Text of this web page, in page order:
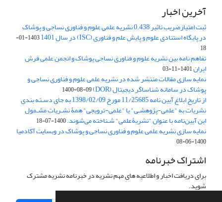
آخرین اخبار
ثبت امتیازضریب تاثیر 0.438 نشریه علمی علوم و فناوری نساجی و پوشاک
در پایگاه استنادی علوم و پایش علم و فناوری (ISC) در سال 1401
1403-01-
18
تفاهم نامه بین نشریه علوم و فناوری نساجی پوشاک و انجمن علمی فرش
ایران1401-11-03
نمایه سازی مقالات منتشر شده در نشریه علمی علوم و فناوری نساجی و
پوشاک در سامانه شناساگر دیجیتال (DOR) 1400-08-09
از تاریخ ابلاغ آیین نامه 11/25685 مورخ 1398/02/09 به جای دسـته بندی
نشریات به "علمی-پژوهشـی" یا "علمی-ترویجی" همۀ نشـریاتِ مشـمول
این آیین‌نامه با عنوان "نشریۀعلمی" شـناخته می‌شوند.1400-07-18
نمایه سازی نشریه علمی علوم و فناوری نساجی و پوشاک در وبسایت آکادمیا
1400-06-08
اشتراک خبرنامه
برای دریافت اخبار و اطلاعیه های مهم نشریه در خبرنامه نشریه مشترک
شوید.